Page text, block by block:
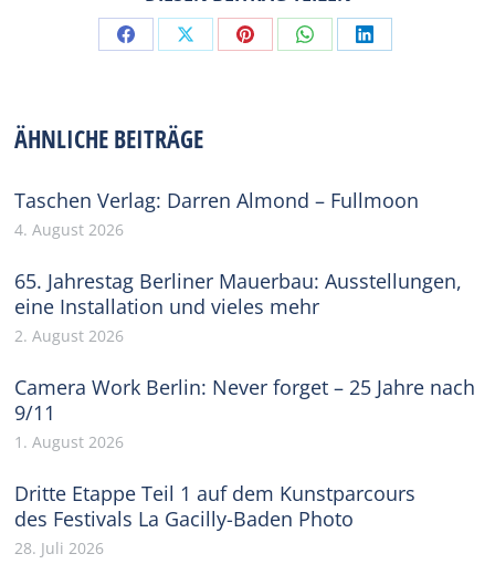
Share Share Share Share Share
ÄHNLICHE BEITRÄGE
Taschen Verlag: Darren Almond – Fullmoon
4. August 2026
65. Jahrestag Berliner Mauerbau: Ausstellungen,
eine Installation und vieles mehr
2. August 2026
Camera Work Berlin: Never forget – 25 Jahre nach
9/11
1. August 2026
Dritte Etappe Teil 1 auf dem Kunstparcours
des Festivals La Gacilly-Baden Photo
28. Juli 2026